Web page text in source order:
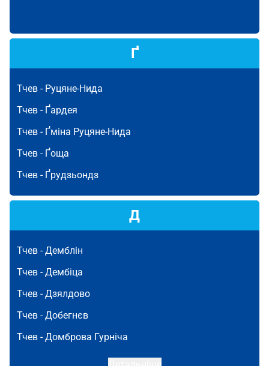
Ґ
Тчев - Руцяне-Нида
Тчев - Ґардея
Тчев - Ґміна Руцяне-Нида
Тчев - Ґоща
Тчев - Ґрудзьондз
Д
Тчев -Демблін
Тчев -Дембіца
Тчев -Дзялдово
Тчев -Добегнєв
Тчев -Домброва Гурніча